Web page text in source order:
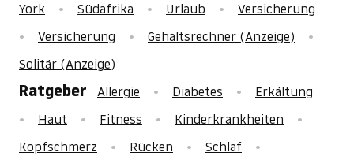
York
Südafrika Urlaub
Versicherung
Versicherung
Gehaltsrechner (Anzeige)
Solitär (Anzeige)
Ratgeber Allergie Diabetes
Erkältung
Haut
Fitness
Kinderkrankheiten
Kopfschmerz
Rücken
Schlaf